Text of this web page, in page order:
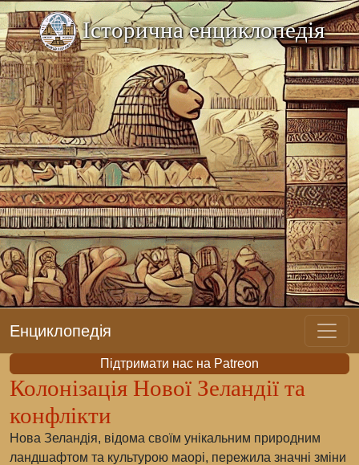
Історична енциклопедія
Енциклопедія
Підтримати нас на Patreon
Колонізація Нової Зеландії та
конфлікти
Нова Зеландія, відома своїм унікальним природним
ландшафтом та культурою маорі, пережила значні зміни